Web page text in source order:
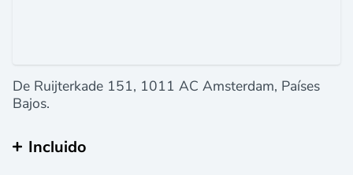
De Ruijterkade 151, 1011 AC Amsterdam, Países
Bajos.
Incluido